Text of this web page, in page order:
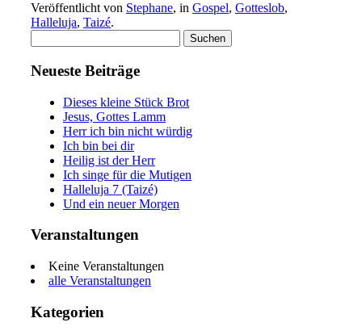
Veröffentlicht von Stephane, in Gospel, Gotteslob,
Halleluja, Taizé.
nach:
Neueste Beiträge
Dieses kleine Stück Brot
Jesus, Gottes Lamm
Herr ich bin nicht würdig
Ich bin bei dir
Heilig ist der Herr
Ich singe für die Mutigen
Halleluja 7 (Taizé)
Und ein neuer Morgen
Veranstaltungen
Keine Veranstaltungen
alle Veranstaltungen
Kategorien